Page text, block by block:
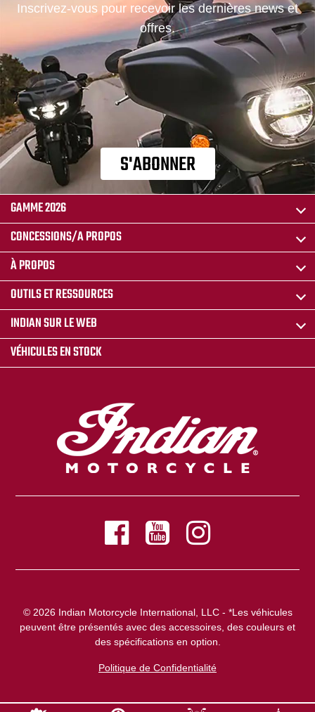
Inscrivez-vous pour recevoir les dernières news et
offres.
S'ABONNER
GAMME 2026
CONCESSIONS/A PROPOS
À PROPOS
OUTILS ET RESSOURCES
INDIAN SUR LE WEB
VÉHICULES EN STOCK
© 2026 Indian Motorcycle International, LLC - *Les véhicules
peuvent être présentés avec des accessoires, des couleurs et
des spécifications en option.
Politique de Confidentialité